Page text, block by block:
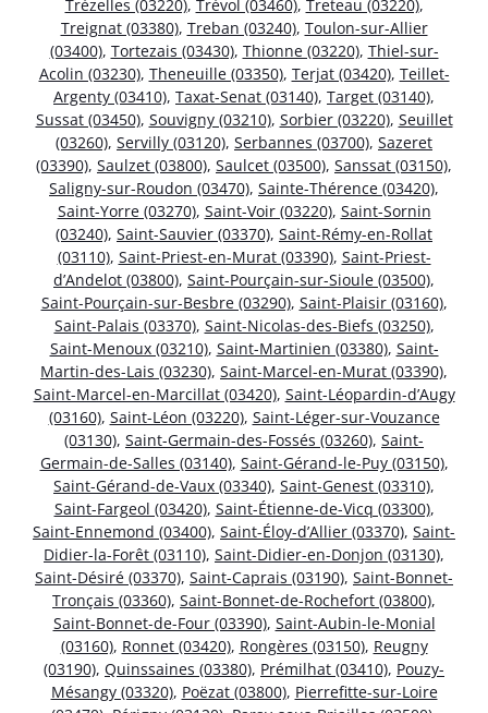
Trézelles (03220), Trévol (03460), Treteau (03220),
Treignat (03380), Treban (03240), Toulon-sur-Allier
(03400), Tortezais (03430), Thionne (03220), Thiel-sur-
Acolin (03230), Theneuille (03350), Terjat (03420), Teillet-
Argenty (03410), Taxat-Senat (03140), Target (03140),
Sussat (03450), Souvigny (03210), Sorbier (03220), Seuillet
(03260), Servilly (03120), Serbannes (03700), Sazeret
(03390), Saulzet (03800), Saulcet (03500), Sanssat (03150),
Saligny-sur-Roudon (03470), Sainte-Thérence (03420),
Saint-Yorre (03270), Saint-Voir (03220), Saint-Sornin
(03240), Saint-Sauvier (03370), Saint-Rémy-en-Rollat
(03110), Saint-Priest-en-Murat (03390), Saint-Priest-
d’Andelot (03800), Saint-Pourçain-sur-Sioule (03500),
Saint-Pourçain-sur-Besbre (03290), Saint-Plaisir (03160),
Saint-Palais (03370), Saint-Nicolas-des-Biefs (03250),
Saint-Menoux (03210), Saint-Martinien (03380), Saint-
Martin-des-Lais (03230), Saint-Marcel-en-Murat (03390),
Saint-Marcel-en-Marcillat (03420), Saint-Léopardin-d’Augy
(03160), Saint-Léon (03220), Saint-Léger-sur-Vouzance
(03130), Saint-Germain-des-Fossés (03260), Saint-
Germain-de-Salles (03140), Saint-Gérand-le-Puy (03150),
Saint-Gérand-de-Vaux (03340), Saint-Genest (03310),
Saint-Fargeol (03420), Saint-Étienne-de-Vicq (03300),
Saint-Ennemond (03400), Saint-Éloy-d’Allier (03370), Saint-
Didier-la-Forêt (03110), Saint-Didier-en-Donjon (03130),
Saint-Désiré (03370), Saint-Caprais (03190), Saint-Bonnet-
Tronçais (03360), Saint-Bonnet-de-Rochefort (03800),
Saint-Bonnet-de-Four (03390), Saint-Aubin-le-Monial
(03160), Ronnet (03420), Rongères (03150), Reugny
(03190), Quinssaines (03380), Prémilhat (03410), Pouzy-
Mésangy (03320), Poëzat (03800), Pierrefitte-sur-Loire